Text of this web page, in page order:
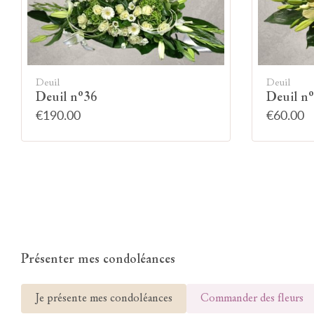
Deuil
Deuil n°36
€190.00
Deuil
Deuil
€60.00
Présenter mes condoléances
Je présente mes condoléances Commander des fleurs